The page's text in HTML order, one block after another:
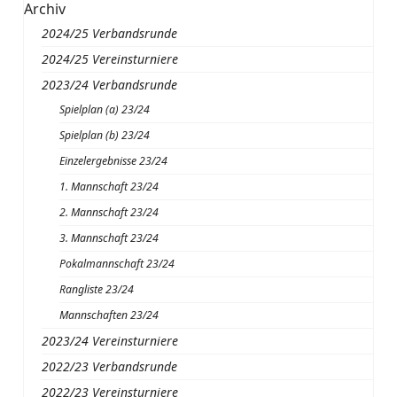
Archiv
2024/25 Verbandsrunde
2024/25 Vereinsturniere
2023/24 Verbandsrunde
Spielplan (a) 23/24
Spielplan (b) 23/24
Einzelergebnisse 23/24
1. Mannschaft 23/24
2. Mannschaft 23/24
3. Mannschaft 23/24
Pokalmannschaft 23/24
Rangliste 23/24
Mannschaften 23/24
2023/24 Vereinsturniere
2022/23 Verbandsrunde
2022/23 Vereinsturniere